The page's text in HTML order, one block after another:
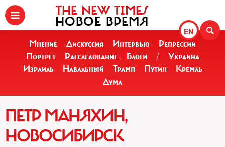
EN
THE NEW TIMES
НОВОЕ ВРЕМЯ
Мнение Дискуссия Интервью
Репрессии
Портрет
Расследование Блоги /
Украина
Израиль
Навальный Трамп Путин
Кремль
Дума
ПЕТР МАНЯХИН,
НОВОСИБИРСК